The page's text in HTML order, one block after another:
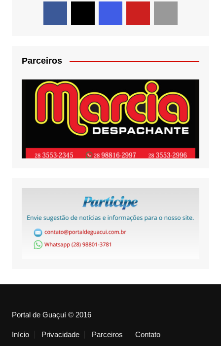
Parceiros
Portal de Guaçuí © 2016
Início Privacidade Parceiros Contato